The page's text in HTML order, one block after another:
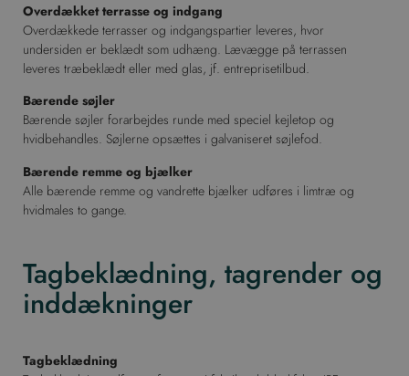
Overdækket terrasse og indgang
Overdækkede terrasser og indgangspartier leveres, hvor
undersiden er beklædt som udhæng. Lævægge på terrassen
leveres træbeklædt eller med glas, jf. entreprisetilbud.
Bærende søjler
Bærende søjler forarbejdes runde med speciel kejletop og
hvidbehandles. Søjlerne opsættes i galvaniseret søjlefod.
Bærende remme og bjælker
Alle bærende remme og vandrette bjælker udføres i limtræ og
hvidmales to gange.
Tagbeklædning, tagrender og
inddækninger
Tagbeklædning